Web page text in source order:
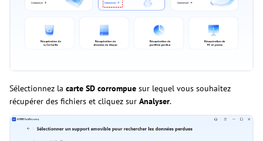
Sélectionnez la carte SD corrompue sur lequel vous souhaitez
récupérer des fichiers et cliquez sur Analyser.